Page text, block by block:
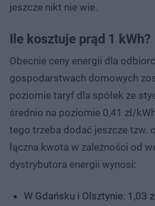
jeszcze nikt nie wie.
Ile kosztuje prąd 1 kWh?
Obecnie ceny energii dla
gospodarstwach domowych
poziomie taryf dla spółek ze
średnio na poziomie 0,41 zł/
tego trzeba dodać jeszcze tzw.
łączna kwota w zależności od
dystrybutora energii wynosi:
W Gdańsku i Olsztynie: 1,03